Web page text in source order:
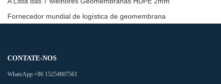
Fornecedor mundial de logística de geomembrana
CONTATE-NOS
WhatsApp:+86 15254807561